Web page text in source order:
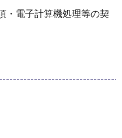
・電子計算機処理等の契